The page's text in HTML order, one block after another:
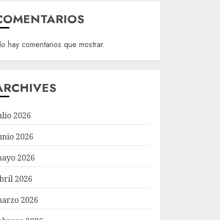
hay comentarios que mostrar.
2026
2026
2026
2026
2026